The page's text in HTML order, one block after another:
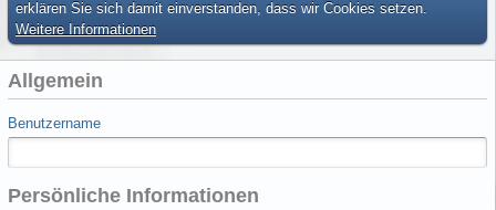
erklären Sie sich damit einverstanden, dass wir Cookies setzen.
Weitere Informationen
Allgemein
Benutzername
Persönliche Informationen